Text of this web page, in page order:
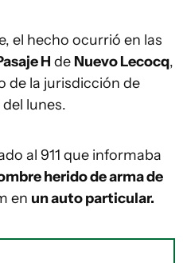
el hecho ocurrió en las
H de Nuevo Lecocq,
de la jurisdicción de
lunes.
al 911 que informaba
herido de arma de
en un auto particular.